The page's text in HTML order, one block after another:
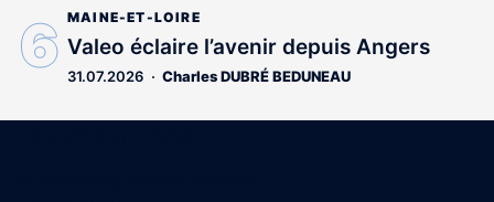
MAINE-ET-LOIRE
Valeo éclaire l’avenir depuis Angers
31.07.2026 Charles DUBRÉ BEDUNEAU